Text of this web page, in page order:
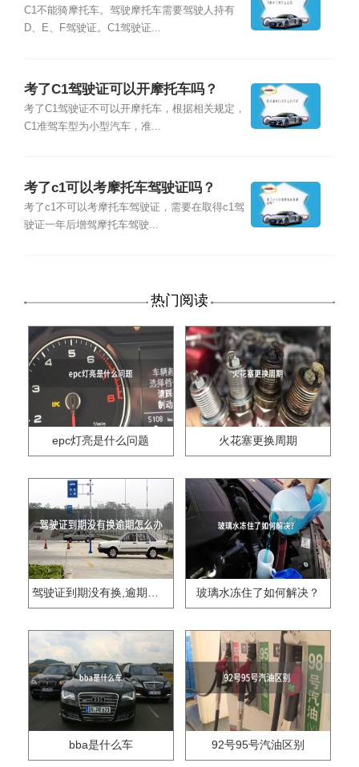
C1不能骑摩托车。驾驶摩托车需要驾驶人持有
D、E、F驾驶证。C1驾驶证...
考了C1驾驶证可以开摩托车吗？
考了C1驾驶证不可以开摩托车，根据相关规定，
C1准驾车型为小型汽车，准...
考了c1可以考摩托车驾驶证吗？
考了c1不可以考摩托车驾驶证，需要在取得c1驾
驶证一年后增驾摩托车驾驶...
热门阅读
epc灯亮是什么问题 火花塞更换周期
驾驶证到期没有换,逾期怎么办?? 玻璃水冻住了如何解决？
bba是什么车 92号95号汽油区别